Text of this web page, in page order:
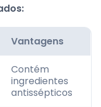
Vantagens
Contém
ingredientes
antissépticos